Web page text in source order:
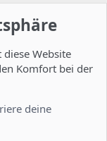
diese Website
Komfort bei der
deine